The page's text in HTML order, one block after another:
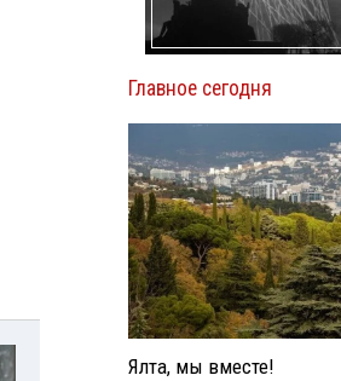
Главное сегодня
Ялта, мы вместе!